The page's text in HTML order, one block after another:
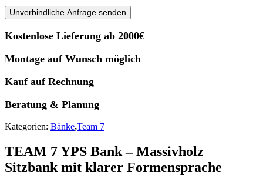
Unverbindliche Anfrage senden
Kostenlose Lieferung ab 2000€
Montage auf Wunsch möglich
Kauf auf Rechnung
Beratung & Planung
Kategorien: Bänke,Team 7
TEAM 7 YPS Bank – Massivholz
Sitzbank mit klarer Formensprache